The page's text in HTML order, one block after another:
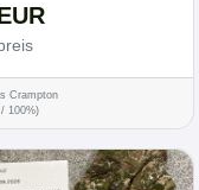
Crampton
100%)